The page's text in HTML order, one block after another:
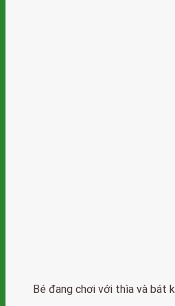
Bé đang chơi với thìa và bát